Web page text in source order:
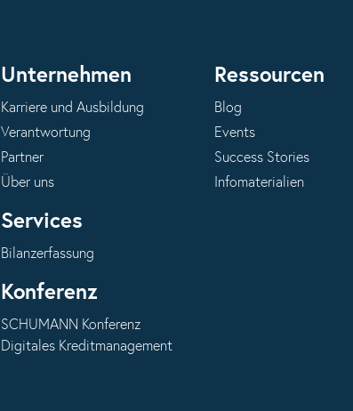
Unternehmen
Karriere und Ausbildung
Verantwortung
Partner
Über uns
Services
Bilanzerfassung
Konferenz
SCHUMANN Konferenz
Digitales Kreditmanagement
Ressourcen
Blog
Events
Success Stories
Infomaterialien